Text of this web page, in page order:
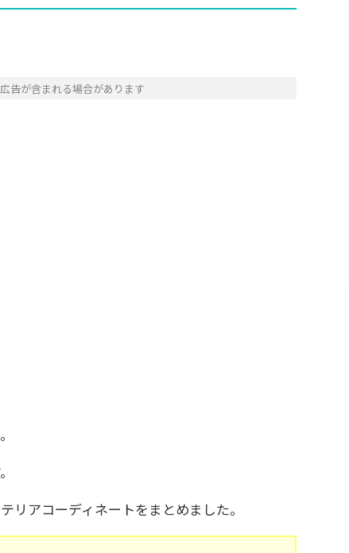
告が含まれる場合があります
リアコーディネートをまとめました。